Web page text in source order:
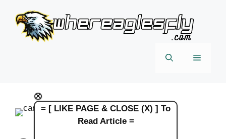
content
Menu
×
= [ LIKE PAGE & CLOSE (X) ] To
Read Article =